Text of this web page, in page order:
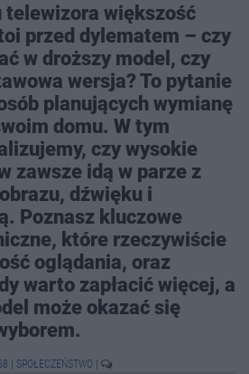
telewizora większość
przed dylematem – czy
w droższy model, czy
wersja? To pytanie
planujących wymianę
domu. W tym
czy wysokie
zawsze idą w parze z
dźwięku i
Poznasz kluczowe
które rzeczywiście
oglądania, oraz
warto zapłacić więcej, a
może okazać się
SPOŁECZEŃSTWO